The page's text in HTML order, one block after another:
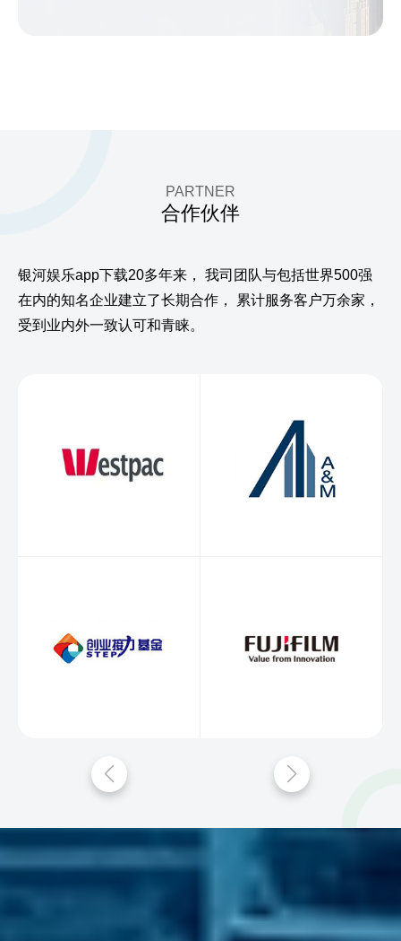
PARTNER
合作伙伴
银河娱乐app下载20多年来，
我司团队与包括世界500强
在内的知名企业建立了长期合作，
累计服务客户万余家，
受到业内外一致认可和青睐。